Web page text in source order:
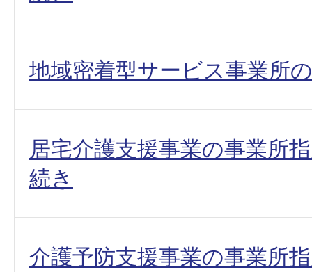
地域密着型サービス事業所
居宅介護支援事業の事業所
続き
介護予防支援事業の事業所